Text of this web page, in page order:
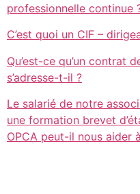
professionnelle continue
C’est quoi un CIF –
Qu’est-ce qu’un contrat
s’adresse-t-il ?
Le salarié de notre
une formation brevet
OPCA peut-il nous aider